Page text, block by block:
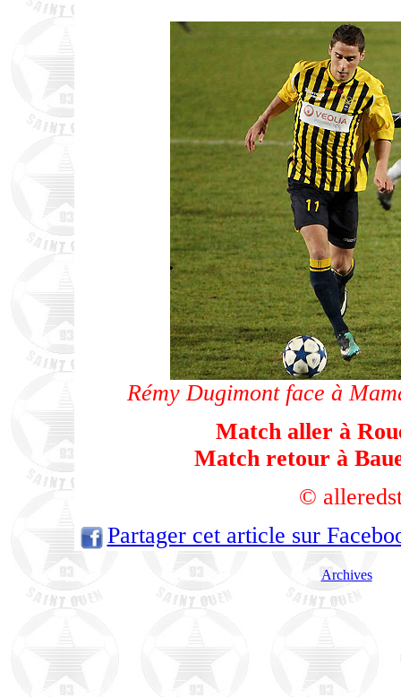
Rémy Dugimont face à
Match aller à
Match retour à
©
Partager cet article sur
Archives